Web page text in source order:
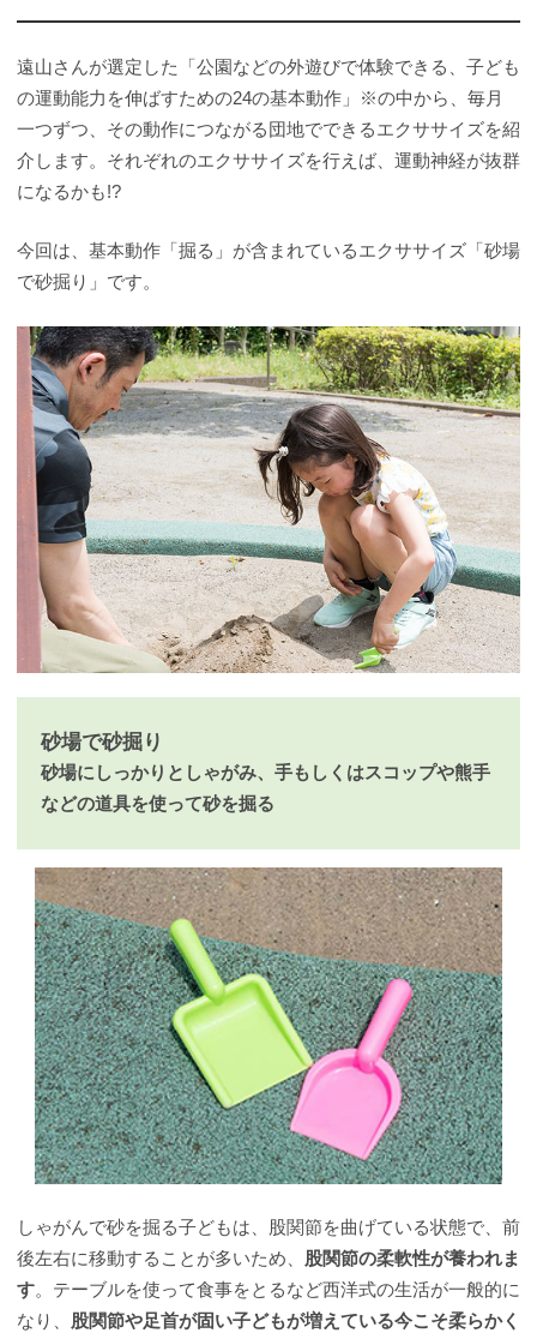
遠山さんが選定した「公園などの外遊びで体験できる、子ども
の運動能力を伸ばすための24の基本動作」※の中から、毎月
一つずつ、その動作につながる団地でできるエクササイズを紹
介します。それぞれのエクササイズを行えば、運動神経が抜群
になるかも!?
今回は、基本動作「掘る」が含まれているエクササイズ「砂場
で砂掘り」です。
砂場で砂掘り
砂場にしっかりとしゃがみ、手もしくはスコップや熊手
などの道具を使って砂を掘る
しゃがんで砂を掘る子どもは、股関節を曲げている状態で、前
後左右に移動することが多いため、 股関節の柔軟性が養われま
す。テーブルを使って食事をとるなど西洋式の生活が一般的に
なり、 股関節や足首が固い子どもが増えている今こそ柔らかく